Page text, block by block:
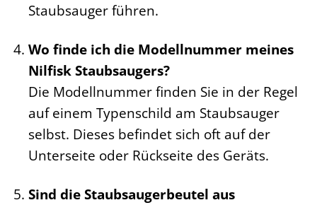
Staubsauger führen.
Wo finde ich die Modellnummer meines
Nilfisk Staubsaugers?
Die Modellnummer finden Sie in der Regel
auf einem Typenschild am Staubsauger
selbst. Dieses befindet sich oft auf der
Unterseite oder Rückseite des Geräts.
Sind die Staubsaugerbeutel aus